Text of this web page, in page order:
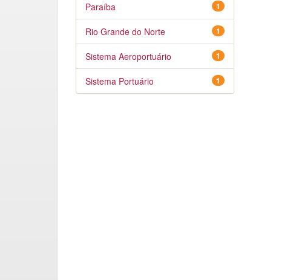
1
Paraíba
1
Rio Grande do Norte
1
Sistema Aeroportuário
1
Sistema Portuário